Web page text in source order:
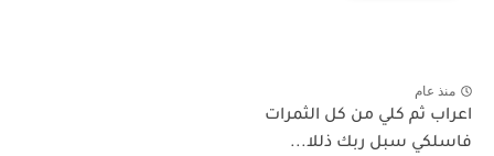
منذ عام
اعراب ثم كلي من كل الثمرات
فاسلكي سبل ربك ذللا...